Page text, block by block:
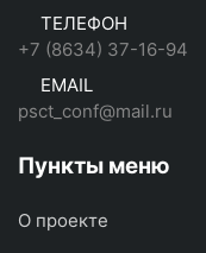
ТЕЛЕФОН
+7 (8634) 37-16-94
EMAIL
psct_conf@mail.ru
Пункты меню
О проекте